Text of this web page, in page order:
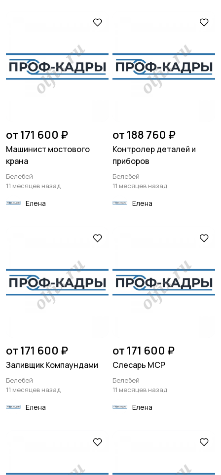
от 171 600 ₽
Машинист мостового
крана
Белебей
11 месяцев назад
Елена
от 188 760 ₽
Контролер деталей и
приборов
Белебей
11 месяцев назад
Елена
от 171 600 ₽
Заливщик Компаундами
Белебей
11 месяцев назад
Елена
от 171 600 ₽
Слесарь МСР
Белебей
11 месяцев назад
Елена